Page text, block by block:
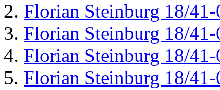
Florian Steinburg 18/41-
Florian Steinburg 18/41-
Florian Steinburg 18/41-
Florian Steinburg 18/41-